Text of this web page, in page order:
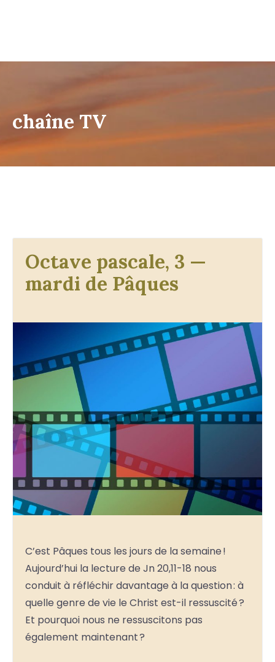
chaîne TV
Octave pascale, 3 —
mardi de Pâques
C’est Pâques tous les jours de la semaine !
Aujourd’hui la lecture de Jn 20,11-18 nous
conduit à réfléchir davantage à la question : à
quelle genre de vie le Christ est-il ressuscité ?
Et pourquoi nous ne ressuscitons pas
également maintenant ?